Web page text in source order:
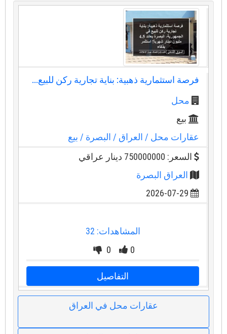
فرصة استثمارية ذهبية: بناية تجارية ركن للبيع...
محل
بيع
عقارات محل / العراق/ البصرة/ بيع
السعر: 750000000 دينار عراقي
العراق البصرة
2026-07-29
المشاهدات: 32
0
0
التفاصيل
عقارات محل في العراق